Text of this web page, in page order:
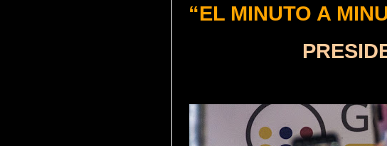
“EL MINUTO A
PRESIDENTE